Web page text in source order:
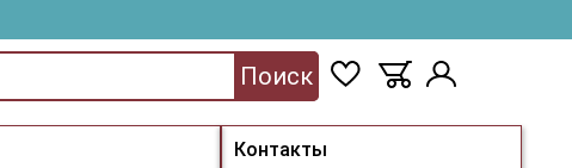
Контакты
Поиск